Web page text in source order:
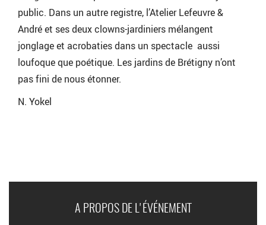
public. Dans un autre registre, l’Atelier Lefeuvre &
André et ses deux clowns-jardiniers mélangent
jonglage et acrobaties dans un spectacle aussi
loufoque que poétique. Les jardins de Brétigny n’ont
pas fini de nous étonner.
N. Yokel
A PROPOS DE L'ÉVÉNEMENT